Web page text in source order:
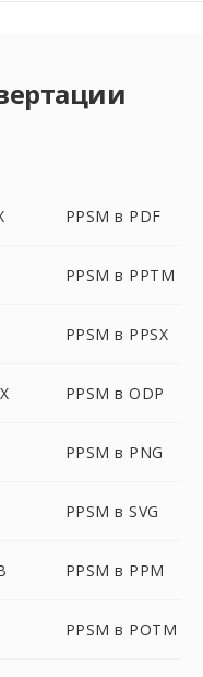
PPSM в PDF
PPSM в PPTM
PPSM в PPSX
PPSM в ODP
PPSM в PNG
PPSM в SVG
PPSM в PPM
PPSM в POTM